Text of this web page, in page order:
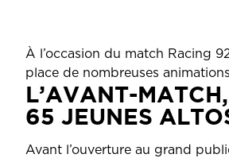
À l’occasion du match Racing
place de nombreuses
L’AVANT-
65 JEUNES
Avant l’ouverture au grand